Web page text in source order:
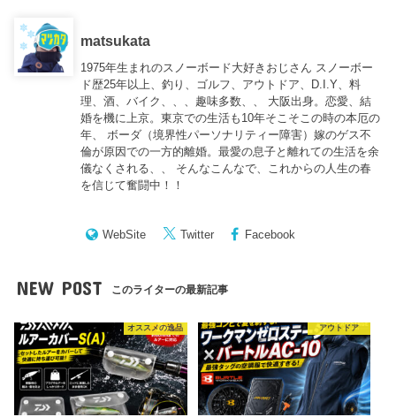
matsukata
1975年生まれのスノーボード大好きおじさん スノーボー
ド歴25年以上、釣り、ゴルフ、アウトドア、D.I.Y、料
理、酒、バイク、、、趣味多数、、 大阪出身。恋愛、結
婚を機に上京。東京での生活も10年そこそこの時の本厄の
年、 ボーダ（境界性パーソナリティー障害）嫁のゲス不
倫が原因での一方的離婚。最愛の息子と離れての生活を余
儀なくされる、、 そんなこんなで、これからの人生の春
を信じて奮闘中！！
WebSite Twitter Facebook
NEW POST このライターの最新記事
オススメの逸品 アウトドア